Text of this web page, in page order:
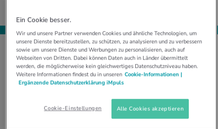
Vielfalt ist generell ein Vorteil für die
Versorgung mit allen wichtigen
Prof. Dr. med. David Fäh, Ernährungsexperte, Dozent an der
Ein Cookie besser.
Wir und unsere Partner verwenden Cookies und ähnliche Technologien, um
unsere Dienste bereitzustellen, zu schützen, zu analysieren und zu verbessern
sowie um unsere Dienste und Werbungen zu personalisieren, auch auf
Webseiten von Dritten. Dabei können Daten auch in Länder übermittelt
werden, die möglicherweise kein gleichwertiges Datenschutzniveau haben.
Weitere Informationen findest du in unseren Cookie-Informationen |
Ergänzende Datenschutzerklärung iMpuls
Cookie-Einstellungen Alle Cookies akzeptieren